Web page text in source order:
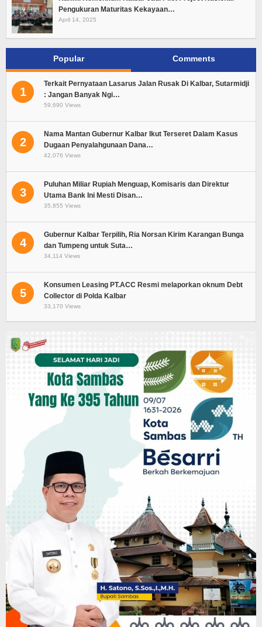
Pengukuran Maturitas Kekayaan…
April 14, 2025
Popular Comments
1
Terkait Pernyataan Lasarus Jalan Rusak Di Kalbar, Sutarmidji
: Jangan Banyak Ngi…
59,690 Views
2
Nama Mantan Gubernur Kalbar Ikut Terseret Dalam Kasus
Dugaan Penyalahgunaan Dana…
42,076 Views
3
Puluhan Miliar Rupiah Menguap, Komisaris dan Direktur
Utama Bank Ini Mesti Disan…
35,855 Views
4
Gubernur Kalbar Terpilih, Ria Norsan Kirim Karangan Bunga
dan Tumpeng untuk Suta…
34,114 Views
5
Konsumen Leasing PT.ACC Resmi melaporkan oknum Debt
Collector di Polda Kalbar
33,170 Views